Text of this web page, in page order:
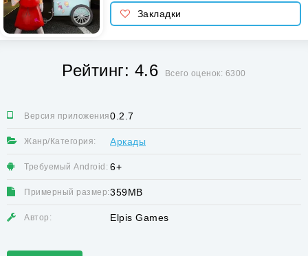
Закладки
Рейтинг: 4.6 Всего оценок: 6300
Версия приложения:0.2.7
Жанр/Категория: Аркады
Требуемый Android: 6+
Примерный размер:359MB
Автор: Elpis Games